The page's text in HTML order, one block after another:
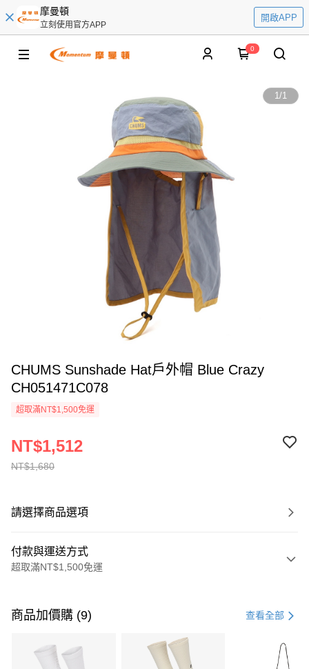
摩曼頓
立刻使用官方APP
開啟APP
0
1/1
CHUMS Sunshade Hat戶外帽 Blue Crazy
CH051471C078
超取滿NT$1,500免運
NT$1,680
NT$1,512
請選擇商品選項
付款與運送方式
超取滿NT$1,500免運
信用卡一次付款
3 期 0 利率 每期 21家銀行
商品加價購 (9) 查看全部